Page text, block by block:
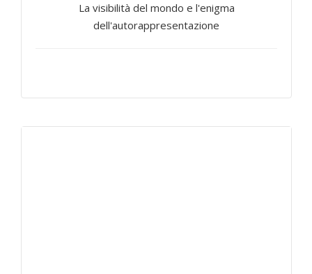
La visibilità del mondo e l'enigma
dell'autorappresentazione